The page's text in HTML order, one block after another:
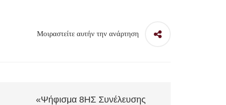
Μοιραστείτε αυτήν την ανάρτηση
«Ψήφισμα 8ΗΣ Συνέλευσης